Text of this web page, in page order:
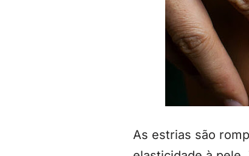
As estrias são